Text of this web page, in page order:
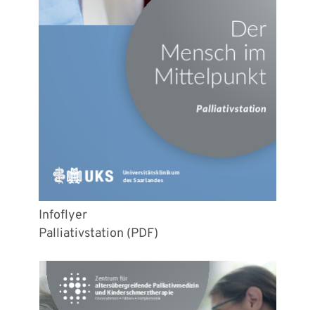
Infoflyer
Palliativstation (PDF)